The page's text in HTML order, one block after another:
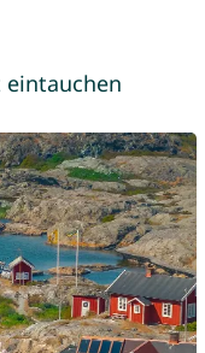
eintauchen